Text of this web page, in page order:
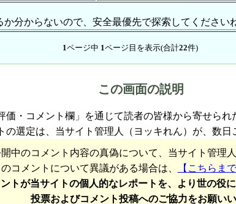
分からないので、安全最優先で探索してください
1ページ中 1ページ目を表示(合計22件)
この画面の説明
価・コメント欄」を通じて読者の皆様から寄せられ
の選定は、当サイト管理人（ヨッキれん）が、数日
中のコメント内容の真偽について、当サイト管理人
コメントについて異議がある場合は、
【こちらまで
トが当サイトの個人的なレポートを、より世の役
投票およびコメント投稿へのご協力をお願いい